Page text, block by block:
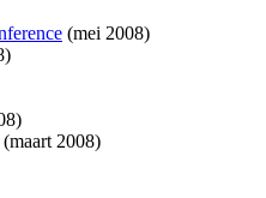
(mei 2008)
(maart 2008)